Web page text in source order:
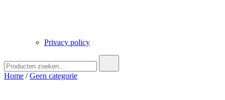
Privacy policy
naar:
Home /Geen categorie